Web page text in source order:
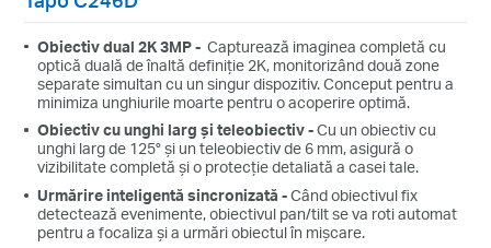
Obiectiv dual 2K 3MP - Capturează imaginea completă cu
optică duală de înaltă definiție 2K, monitorizând două zone
separate simultan cu un singur dispozitiv. Conceput pentru a
minimiza unghiurile moarte pentru o acoperire optimă.
Obiectiv cu unghi larg și teleobiectiv -Cu un obiectiv cu
unghi larg de 125° și un teleobiectiv de 6 mm, asigură o
vizibilitate completă și o protecție detaliată a casei tale.
Urmărire inteligentă sincronizată -Când obiectivul fix
detectează evenimente, obiectivul pan/tilt se va roti automat
pentru a focaliza și a urmări obiectul în mișcare.